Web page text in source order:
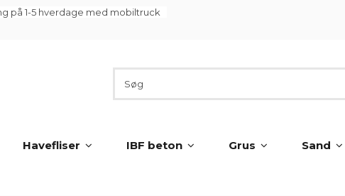
på 1-5 hverdage med mobiltruck
Havefliser IBF beton Grus Sand